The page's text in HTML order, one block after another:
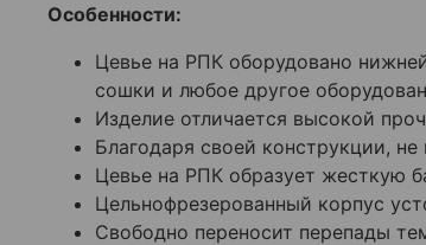
Особенности:
Цевье на РПК оборудовано
сошки и любое другое
Изделие отличается высокой
Благодаря своей конструкции,
Цевье на РПК образует жесткую
Цельнофрезерованный корпус
Свободно переносит перепады